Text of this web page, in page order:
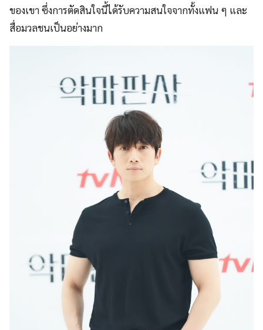
ของเขา ซึ่งการตัดสินใจนี้ได้รับความสนใจจากทั้งแฟน ๆ และ
สื่อมวลชนเป็นอย่างมาก